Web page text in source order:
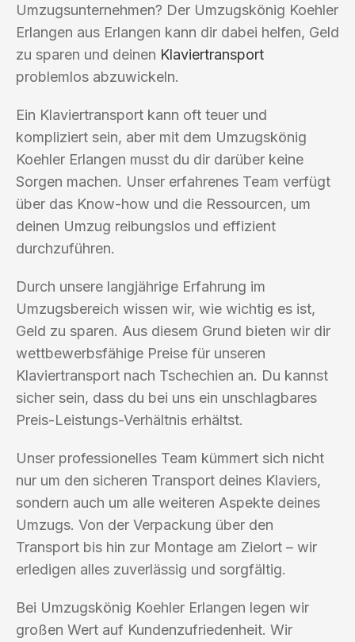
Umzugsunternehmen? Der Umzugskönig Koehler
Erlangen aus Erlangen kann dir dabei helfen, Geld
zu sparen und deinen Klaviertransport
problemlos abzuwickeln.
Ein Klaviertransport kann oft teuer und
kompliziert sein, aber mit dem Umzugskönig
Koehler Erlangen musst du dir darüber keine
Sorgen machen. Unser erfahrenes Team verfügt
über das Know-how und die Ressourcen, um
deinen Umzug reibungslos und effizient
durchzuführen.
Durch unsere langjährige Erfahrung im
Umzugsbereich wissen wir, wie wichtig es ist,
Geld zu sparen. Aus diesem Grund bieten wir dir
wettbewerbsfähige Preise für unseren
Klaviertransport nach Tschechien an. Du kannst
sicher sein, dass du bei uns ein unschlagbares
Preis-Leistungs-Verhältnis erhältst.
Unser professionelles Team kümmert sich nicht
nur um den sicheren Transport deines Klaviers,
sondern auch um alle weiteren Aspekte deines
Umzugs. Von der Verpackung über den
Transport bis hin zur Montage am Zielort – wir
erledigen alles zuverlässig und sorgfältig.
Bei Umzugskönig Koehler Erlangen legen wir
großen Wert auf Kundenzufriedenheit. Wir